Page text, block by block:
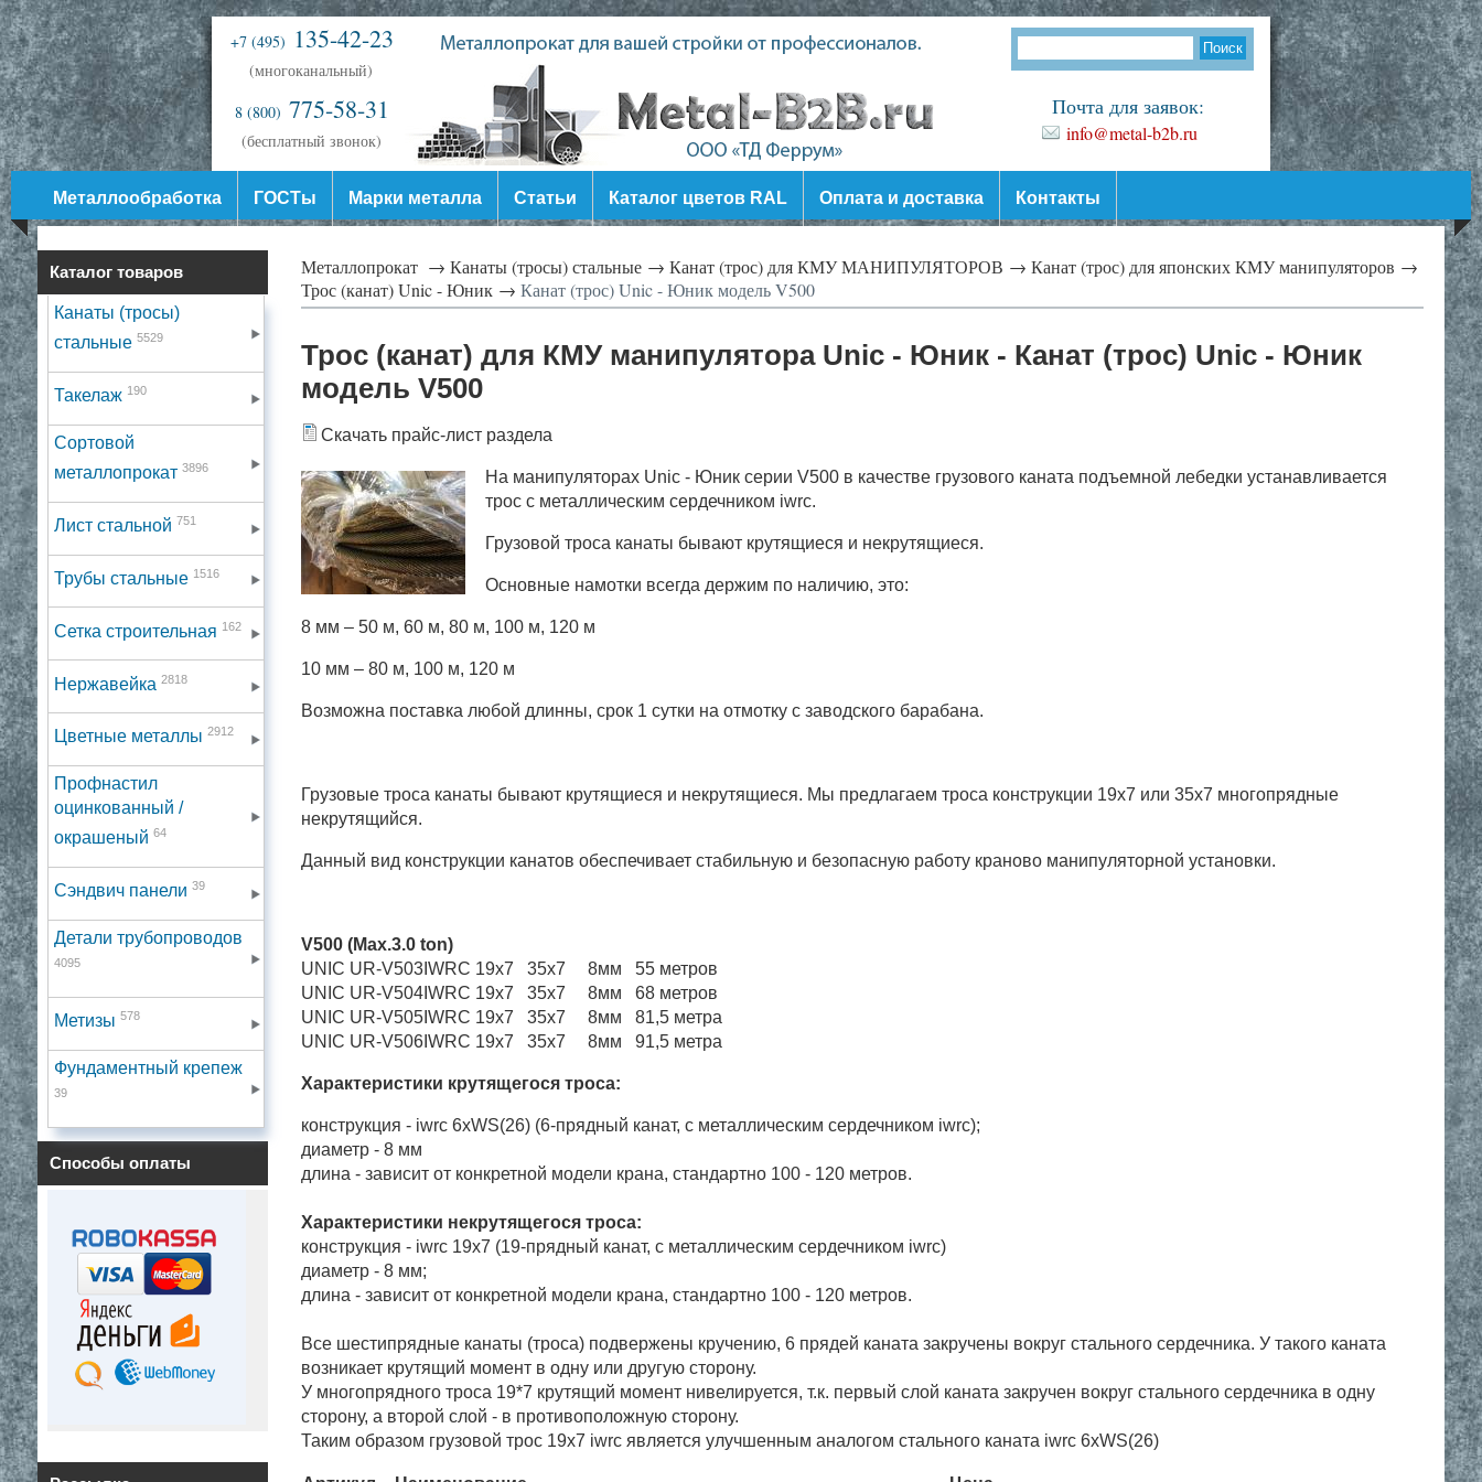
Почта для заявок:
info@metal-b2b.ru
+7 (495) 135-42-23
(многоканальный)
8 (800) 775-58-31
(бесплатный звонок)
Металлообработка ГОСТы Марки металла Статьи Каталог цветов RAL Оплата и доставка Контакты
Каталог товаров
Канаты (тросы)
стальные 5529
Такелаж 190
Сортовой
металлопрокат 3896
Лист стальной 751
Трубы стальные 1516
Сетка строительная 162
Нержавейка 2818
Цветные металлы 2912
Профнастил
оцинкованный /
окрашеный 64
Сэндвич панели 39
Детали трубопроводов
4095
Метизы 578
Фундаментный крепеж
39
Способы оплаты
Металлопрокат → Канаты (тросы) стальные → Канат (трос) для КМУ МАНИПУЛЯТОРОВ → Канат (трос) для японских КМУ манипуляторов →
Трос (канат) Unic - Юник → Канат (трос) Unic - Юник модель V500
Трос (канат) для КМУ манипулятора Unic - Юник - Канат (трос) Unic - Юник
модель V500
Скачать прайс-лист раздела
На манипуляторах Unic - Юник серии V500 в качестве грузового каната подъемной лебедки устанавливается
трос с металлическим сердечником iwrc.
Грузовой троса канаты бывают крутящиеся и некрутящиеся.
Основные намотки всегда держим по наличию, это:
8 мм – 50 м, 60 м, 80 м, 100 м, 120 м
10 мм – 80 м, 100 м, 120 м
Возможна поставка любой длинны, срок 1 сутки на отмотку с заводского барабана.
Грузовые троса канаты бывают крутящиеся и некрутящиеся. Мы предлагаем троса конструкции 19х7 или 35х7 многопрядные
некрутящийся.
Данный вид конструкции канатов обеспечивает стабильную и безопасную работу краново манипуляторной установки.
V500 (Max.3.0 ton)
UNIC UR-V503IWRC 19х7 35х7 8мм 55 метров
UNIC UR-V504IWRC 19х7 35х7 8мм 68 метров
UNIC UR-V505IWRC 19х7 35х7 8мм 81,5 метра
UNIC UR-V506IWRC 19х7 35х7 8мм 91,5 метра
Характеристики крутящегося троса:
конструкция - iwrc 6xWS(26) (6-прядный канат, с металлическим сердечником iwrc);
диаметр - 8 мм
длина - зависит от конкретной модели крана, стандартно 100 - 120 метров.
Характеристики некрутящегося троса:
конструкция - iwrc 19x7 (19-прядный канат, с металлическим сердечником iwrc)
диаметр - 8 мм;
длина - зависит от конкретной модели крана, стандартно 100 - 120 метров.
Все шестипрядные канаты (троса) подвержены кручению, 6 прядей каната закручены вокруг стального сердечника. У такого каната
возникает крутящий момент в одну или другую сторону.
У многопрядного троса 19*7 крутящий момент нивелируется, т.к. первый слой каната закручен вокруг стального сердечника в одну
сторону, а второй слой - в противоположную сторону.
Таким образом грузовой трос 19x7 iwrc является улучшенным аналогом стального каната iwrc 6xWS(26)